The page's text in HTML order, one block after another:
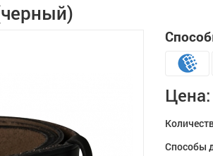
Цена:
Способы